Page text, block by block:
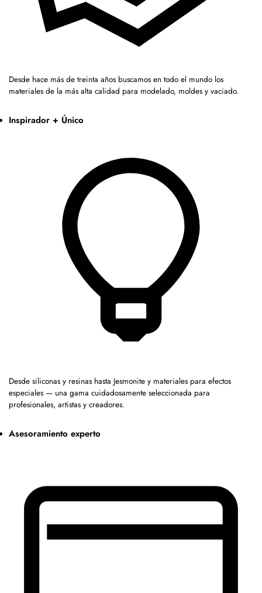
Desde hace más de treinta años buscamos en todo el mundo los
materiales de la más alta calidad para modelado, moldes y vaciado.
Inspirador + Único
Desde siliconas y resinas hasta Jesmonite y materiales para efectos
especiales — una gama cuidadosamente seleccionada para
profesionales, artistas y creadores.
Asesoramiento experto